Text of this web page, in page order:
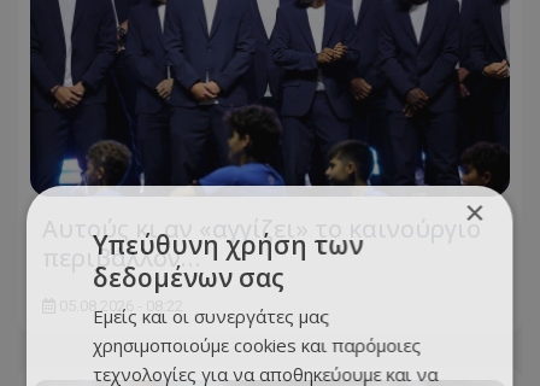
Αυτούς κι αν «αγγίζει» το καινούργιο
περιβάλλον…
05.08.2026 - 08:22
×
Υπεύθυνη χρήση των
δεδομένων σας
Εμείς και οι συνεργάτες μας
χρησιμοποιούμε cookies και παρόμοιες
τεχνολογίες για να αποθηκεύουμε και να